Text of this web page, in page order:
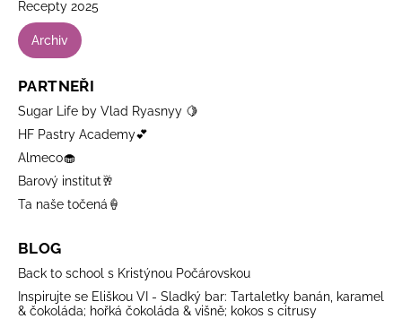
Recepty 2025
Archiv
PARTNEŘI
Sugar Life by Vlad Ryasnyy 🍋
HF Pastry Academy💕
Almeco🧁
Barový institut🥂
Ta naše točená🍦
BLOG
Back to school s Kristýnou Počárovskou
Inspirujte se Eliškou VI - Sladký bar: Tartaletky banán, karamel
& čokoláda; hořká čokoláda & višně; kokos s citrusy